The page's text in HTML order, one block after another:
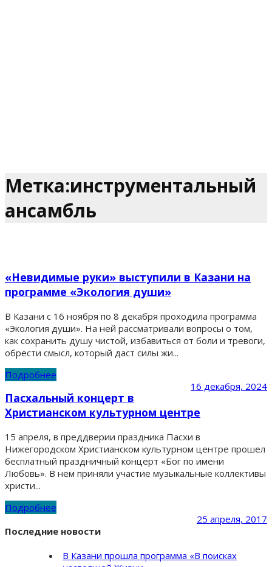
Метка:инструментальный
ансамбль
«Невидимые руки» выступили в Казани на
программе «Экология души»
В Казани с 16 ноября по 8 декабря проходила программа
«Экология души». На ней рассматривали вопросы о том,
как сохранить душу чистой, избавиться от боли и тревоги,
обрести смысл, который даст силы жи...
Подробнее
16 декабря, 2024
Пасхальный концерт в
Христианском культурном центре
15 апреля, в преддверии праздника Пасхи в
Нижегородском Христианском культурном центре прошел
бесплатный праздничный концерт «Бог по имени
Любовь». В нем приняли участие музыкальные коллективы
христи...
Подробнее
25 апреля, 2017
Последние новости
В Казани прошла программа «В поисках